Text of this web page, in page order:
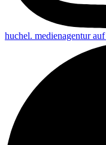
huchel. medienagentur auf